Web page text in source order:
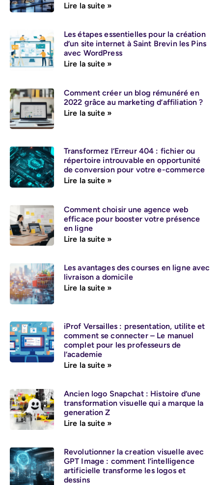
Lire la suite »
Les étapes essentielles pour la création
d’un site internet à Saint Brevin les Pins
avec WordPress
Lire la suite »
Comment créer un blog rémunéré en
2022 grâce au marketing d’affiliation ?
Lire la suite »
Transformez l’Erreur 404 : fichier ou
répertoire introuvable en opportunité
de conversion pour votre e-commerce
Lire la suite »
Comment choisir une agence web
efficace pour booster votre présence
en ligne
Lire la suite »
Les avantages des courses en ligne avec
livraison a domicile
Lire la suite »
iProf Versailles : presentation, utilite et
comment se connecter – Le manuel
complet pour les professeurs de
l’academie
Lire la suite »
Ancien logo Snapchat : Histoire d’une
transformation visuelle qui a marque la
generation Z
Lire la suite »
Revolutionner la creation visuelle avec
GPT Image : comment l’intelligence
artificielle transforme les logos et
dessins